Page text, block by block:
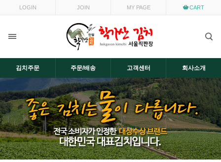
LOGIN JOIN MY PAGE CART
김치주문 주문/배송 고객센터 회사소개